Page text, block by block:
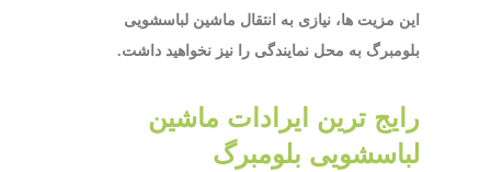
این مزیت ها، نیازی به انتقال ماشین لباسشویی
بلومبرگ به محل نمایندگی را نیز نخواهید داشت.
رایج ترین ایرادات ماشین
لباسشویی بلومبرگ